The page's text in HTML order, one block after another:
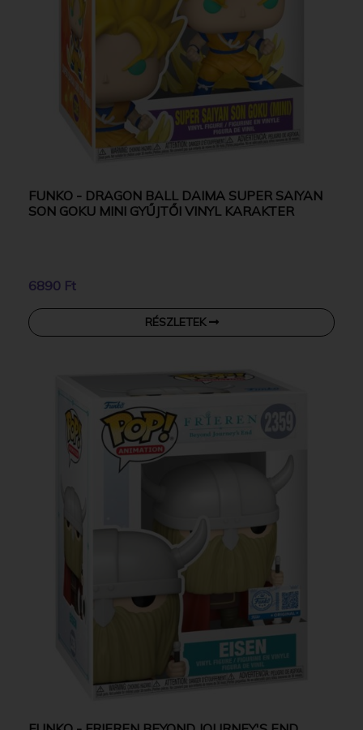
FUNKO - DRAGON BALL DAIMA SUPER SAIYAN
SON GOKU MINI GYŰJTŐI VINYL KARAKTER
6890 Ft
RÉSZLETEK